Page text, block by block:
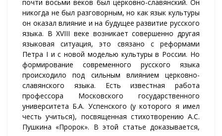
почти восьми веков был церковно-славянский. Он
никогда не был разговорным, но как язык культуры
он оказал влияние и на будущее развитие русского
языка. В XVIII веке возникает совершенно другая
языковая ситуация, это связано с реформами
Петра I и с новой моделью культуры в России. Но
формирование современного русского языка
происходило под сильным влиянием церковно-
славянского языка. Есть известная работа
профессора Московского государственного
университета Б.А. Успенского (у которого я имел
честь учиться), посвященная стихотворению А.С.
Пушкина «Пророк». В этой статье доказывается,